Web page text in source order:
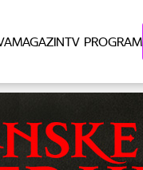
MAGAZINTV PROGRAM